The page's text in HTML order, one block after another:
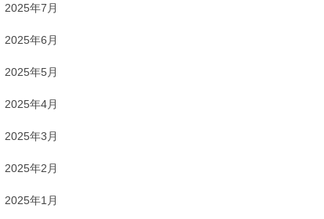
2025年7月
2025年6月
2025年5月
2025年4月
2025年3月
2025年2月
2025年1月